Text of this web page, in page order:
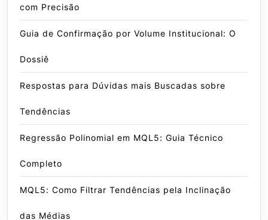
com Precisão
Guia de Confirmação por Volume Institucional: O
Dossiê
Respostas para Dúvidas mais Buscadas sobre
Tendências
Regressão Polinomial em MQL5: Guia Técnico
Completo
MQL5: Como Filtrar Tendências pela Inclinação
das Médias